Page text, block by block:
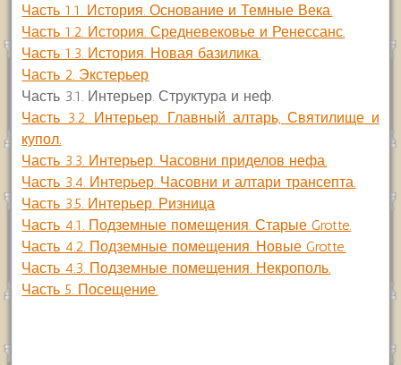
Часть 1.1. История. Основание и Темные Века.
Часть 1.2. История. Средневековье и Ренессанс.
Часть 1.3. История. Новая базилика.
Часть 2. Экстерьер
Часть 3.1. Интерьер. Структура и неф.
Часть 3.2. Интерьер. Главный алтарь, Святилище и
купол.
Часть 3.3. Интерьер. Часовни приделов нефа.
Часть 3.4. Интерьер. Часовни и алтари трансепта.
Часть 3.5. Интерьер. Ризница
Часть 4.1. Подземные помещения. Старые Grotte.
Часть 4.2. Подземные помещения. Новые Grotte.
Часть 4.3. Подземные помещения. Некрополь.
Часть 5. Посещение.